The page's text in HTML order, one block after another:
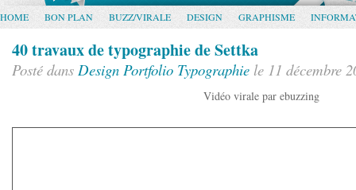
HOME BON PLAN BUZZ/VIRALE DESIGN GRAPHISME
40 travaux de typographie de Settka
Posté dans Design Portfolio Typographie le 11 décembre
Vidéo virale par ebuzzing